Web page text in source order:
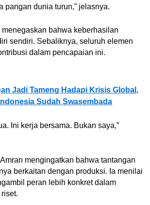
pangan dunia turun,” jelasnya.
menegaskan bahwa keberhasilan
sendiri. Sebaliknya, seluruh elemen
dalam pencapaian ini.
Jadi Tameng Hadapi Krisis Global,
Sudah Swasembada
Ini kerja bersama. Bukan saya,”
mengingatkan bahwa tantangan
berkaitan dengan produksi. Ia menilai
peran lebih konkret dalam